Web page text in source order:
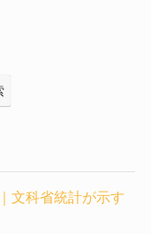
文科省統計が示す